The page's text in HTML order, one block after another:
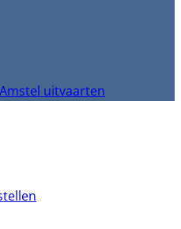
uitvaarten